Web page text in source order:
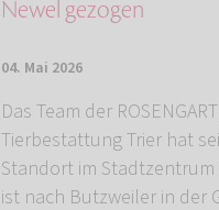
Newel gezogen
04. Mai 2026
Das Team der
Tierbestattung Trier hat
Standort im
ist nach Butzweiler in der